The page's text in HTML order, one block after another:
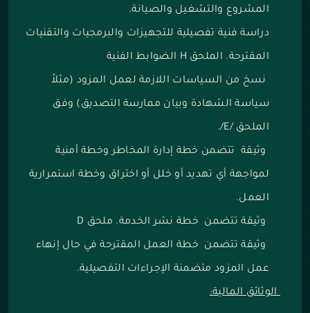
المشروع والتشغيل والصيانة.
دراسة فنية تفصيلية للتجهيزات والبرمجيات والتقنيات
المقترحة. الملحق H الضوابط الفنية
نسخ من السياسات اللازمة لعمل المزود (مثلاً
سياسة الشهادة وبيان ممارسة التصديق) وفق
الملحق /E/.
وثيقة تتضمن خطة إدارة المخاطر وخطة أمنية
لمواجهة أي تهديد أو خلل أو اختراق وخطة استمرارية
العمل.
وثيقة تتضمن خطة نشر الخدمة. ملحق D
وثيقة تتضمن خطة العمل المقترحة في حال إنهاء
عمل المزود متضمنة الإجراءات التفصيلية.
الوثائق المالية: